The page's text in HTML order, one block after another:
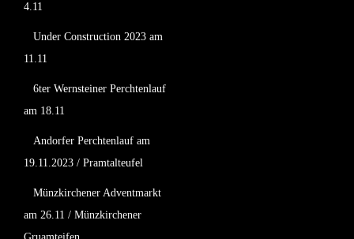
4.11
Under Construction 2023 am
11.11
6ter Wernsteiner Perchtenlauf
am 18.11
Andorfer Perchtenlauf am
19.11.2023 / Pramtalteufel
Münzkirchener Adventmarkt
am 26.11 / Münzkirchener